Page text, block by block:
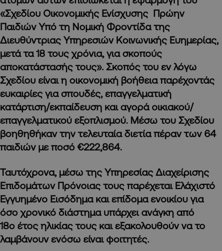
«Σχεδίου Οικονομικής Ενίσχυσης Πρώην
Παιδιών Υπό τη Νομική Φροντίδα της
Διευθύντριας Υπηρεσιών Κοινωνικής Ευημερίας,
μετά τα 18 τους χρόνια, για σκοπούς
αποκατάστασής τους». Σκοπός του εν λόγω
Σχεδίου είναι η οικονομική βοήθεια παρέχοντάς
ευκαιρίες για σπουδές, επαγγελματική
κατάρτιση/εκπαίδευση και αγορά οικιακού/
επαγγελματικού εξοπλισμού. Μέσω του Σχεδίου
βοηθηθήκαν την τελευταία διετία πέραν των 64
παιδιών με ποσό €222,864.
Ταυτόχρονα, μέσω της Υπηρεσίας Διαχείρισης
Επιδομάτων Πρόνοιας τους παρέχεται Ελάχιστό
Εγγυημένο Εισόδημα και επίδομα ενοικίου για
όσο χρονικό διάστημα υπάρχει ανάγκη από
18ο έτος ηλικίας τους και εξακολουθούν να το
λαμβάνουν ενόσω είναι φοιτητές.